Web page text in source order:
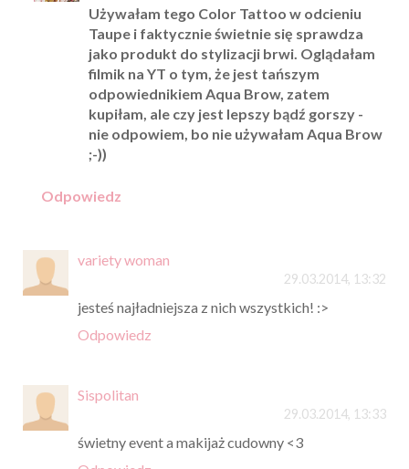
Używałam tego Color Tattoo w odcieniu
Taupe i faktycznie świetnie się sprawdza
jako produkt do stylizacji brwi. Oglądałam
filmik na YT o tym, że jest tańszym
odpowiednikiem Aqua Brow, zatem
kupiłam, ale czy jest lepszy bądź gorszy -
nie odpowiem, bo nie używałam Aqua Brow
;-))
Odpowiedz
variety woman
29.03.2014, 13:32
jesteś najładniejsza z nich wszystkich! :>
Odpowiedz
Sispolitan
29.03.2014, 13:33
świetny event a makijaż cudowny <3